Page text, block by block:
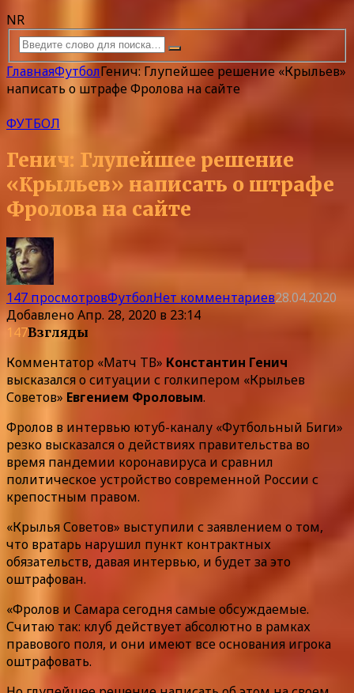
NR
ГлавнаяФутболГенич: Глупейшее решение «Крыльев»
написать о штрафе Фролова на сайте
ФУТБОЛ
Генич: Глупейшее решение
«Крыльев» написать о штрафе
Фролова на сайте
147 просмотровФутболНет комментариев28.04.2020
ДобавленоАпр. 28, 2020 в 23:14
147Взгляды
Комментатор «Матч ТВ» Константин Генич
высказался о ситуации с голкипером «Крыльев
Советов» Евгением Фроловым.
Фролов в интервью ютуб-каналу «Футбольный Биги»
резко высказался о действиях правительства во
время пандемии коронавируса и сравнил
политическое устройство современной России с
крепостным правом.
«Крылья Советов» выступили с заявлением о том,
что вратарь нарушил пункт контрактных
обязательств, давая интервью, и будет за это
оштрафован.
«Фролов и Самара сегодня самые обсуждаемые.
Считаю так: клуб действует абсолютно в рамках
правового поля, и они имеют все основания игрока
оштрафовать.